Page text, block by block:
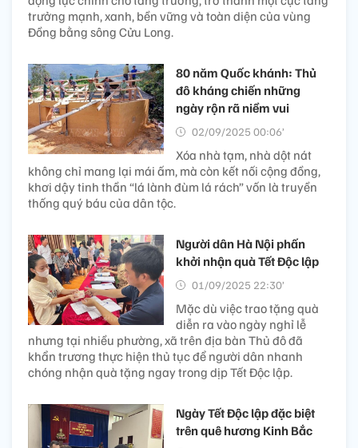
trưởng mạnh, xanh, bền vững và toàn diện của vùng
Đồng bằng sông Cửu Long.
80 năm Quốc khánh: Thủ
đô kháng chiến những
ngày rộn rã niềm vui
02/09/2025 00:06’
Xóa nhà tạm, nhà dột nát
không chỉ mang lại mái ấm, mà còn kết nối cộng đồng,
khơi dậy tinh thần “lá lành đùm lá rách” vốn là truyền
thống quý báu của dân tộc.
Người dân Hà Nội phấn
khởi nhận quà Tết Độc lập
01/09/2025 22:30’
Mặc dù việc trao tặng quà
diễn ra vào ngày nghỉ lễ
nhưng tại nhiều phường, xã trên địa bàn Thủ đô đã
khẩn trương thực hiện thủ tục để người dân nhanh
chóng nhận quà tặng ngay trong dịp Tết Độc lập.
Ngày Tết Độc lập đặc biệt
trên quê hương Kinh Bắc